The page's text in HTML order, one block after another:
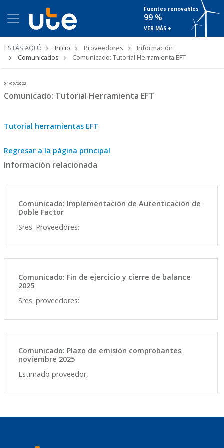
Fuentes renovables
99 %
VER MÁS +
ESTÁS AQUÍ: Inicio Proveedores
Información
Comunicados
Comunicado: Tutorial Herramienta EFT
04/05/2022
Comunicado: Tutorial Herramienta EFT
Tutorial herramientas EFT
Regresar a la página principal
Información relacionada
Comunicado: Implementación de Autenticación de
Doble Factor
Sres. Proveedores:
Comunicado: Fin de ejercicio y cierre de balance
2025
Sres. proveedores:
Comunicado: Plazo de emisión comprobantes
noviembre 2025
Estimado proveedor,